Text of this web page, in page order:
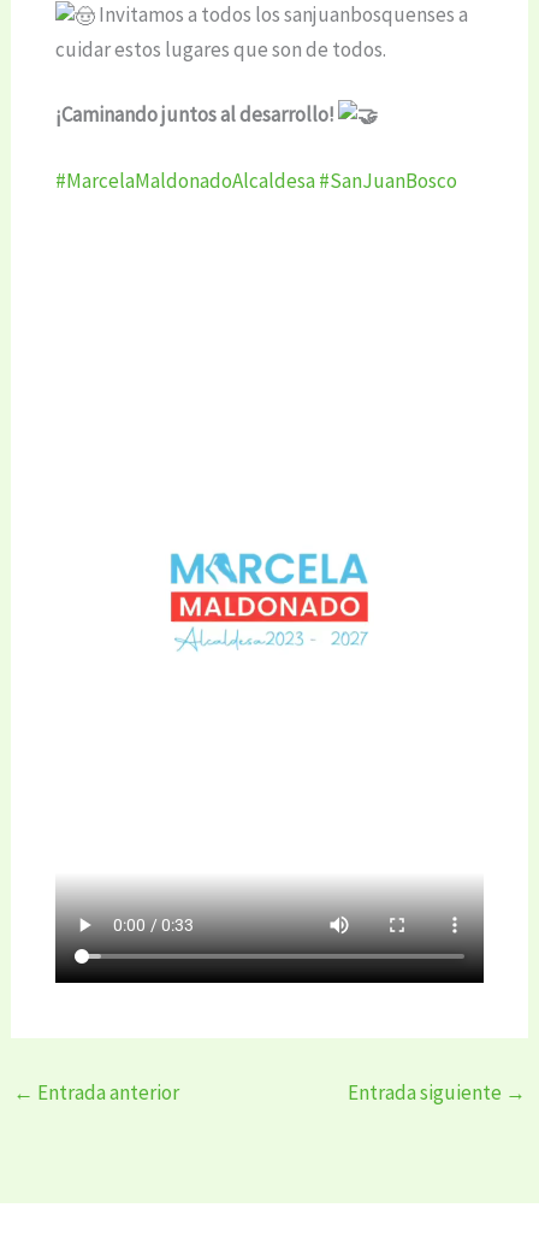
Invitamos a todos los sanjuanbosquenses a
cuidar estos lugares que son de todos.
¡Caminando juntos al desarrollo!
#MarcelaMaldonadoAlcaldesa#SanJuanBosco
← Entrada anterior Entrada siguiente →